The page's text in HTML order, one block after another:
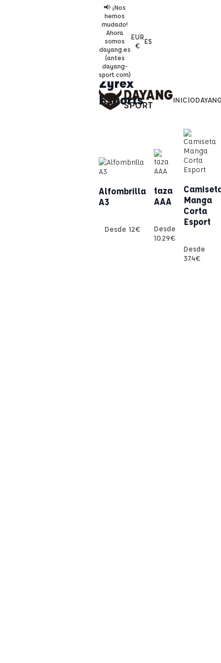
📢 ¡Nos
hemos
mudado!
Ahora
somos
dayang.es
(antes
dayang-
sport.com)
EUR
€ ES
INICIO
Zyrex
Esports
Alfombrilla
A3
Desde 12€
taza
AAA
Desde
10.29€
Manga
Corta
Esport
Desde
37.4€